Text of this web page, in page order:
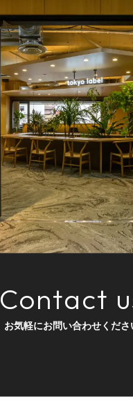
Contact
お気軽にお問い合わせくださ